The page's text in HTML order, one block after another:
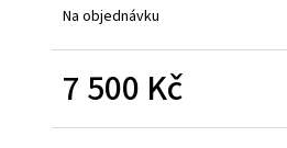
Na objednávku
7 500 Kč
cena: